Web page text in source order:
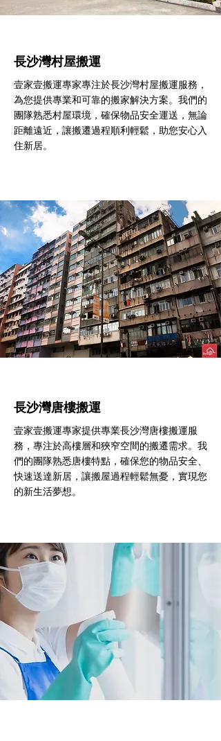
長沙灣村屋搬運
壹家壹搬運專家專注於長沙灣村屋搬運服務，
為您提供專業和可靠的搬家解決方案。我們的
團隊熟悉村屋環境，確保物品安全運送，無論
距離遠近，讓搬遷過程順利輕鬆，助您安心入
住新居。
長沙灣​唐樓搬運
壹家壹搬運專家提供專業長沙灣唐樓搬運服
務，專注於高樓層和狹窄空間的搬遷需求。我
們的團隊熟悉唐樓特點，確保您的物品安全、
快速送達新居，讓搬屋過程輕鬆無憂，實現您
的新生活夢想。